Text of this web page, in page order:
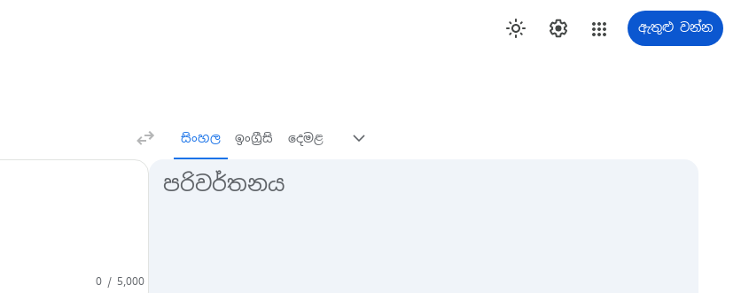
ඇතුළු වන්න
සිංහල ඉංග්‍රීසි දෙමළ
0 / 5,000
පරඅිවර්තන ප්‍රතිඵල
පරිවර්තනය